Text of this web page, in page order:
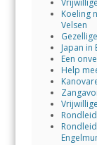
Koeling
Velsen
Japan
Een
Help